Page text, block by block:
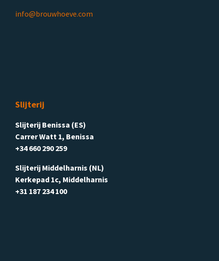
info@brouwhoeve.com
Slijterij
Slijterij Benissa (ES)
Carrer Watt 1, Benissa
+34 660 290 259
Slijterij Middelharnis (NL)
Kerkepad 1c, Middelharnis
+31 187 234 100